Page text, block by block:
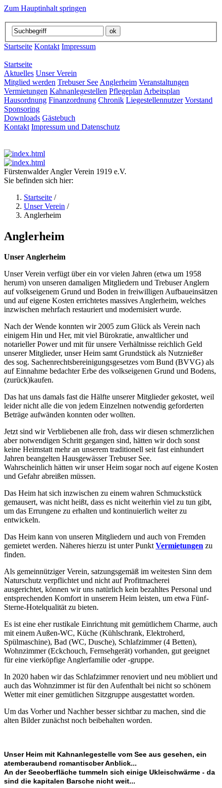
Zum Hauptinhalt springen
Startseite Kontakt Impressum
Startseite
Aktuelles Unser Verein
Mitglied werden Trebuser See Anglerheim Veranstaltungen
Vermietungen Kahnanlegestellen Pflegeplan Arbeitsplan
Hausordnung Finanzordnung Chronik Liegestellennutzer Vorstand
Sponsoring
Downloads Gästebuch
Kontakt Impressum und Datenschutz
Fürstenwalder Angler Verein 1919 e.V.
Sie befinden sich hier:
Startseite /
Unser Verein /
Anglerheim
Anglerheim
Unser Anglerheim
Unser Verein verfügt über ein vor vielen Jahren (etwa um 1958
herum) von unseren damaligen Mitgliedern und Trebuser Anglern
auf volkseigenem Grund und Boden in freiwilligen Aufbaueinsätzen
und auf eigene Kosten errichtetes massives Anglerheim, welches
inzwischen mehrfach restauriert und modernisiert wurde.
Nach der Wende konnten wir 2005 zum Glück als Verein nach
einigem Hin und Her, mit viel Bürokratie, anwaltlicher und
notarieller Power und mit für unsere Verhältnisse reichlich Geld
unserer Mitglieder, unser Heim samt Grundstück als Nutznießer
des sog. Sachenrechtsbereinigungsgesetzes vom Bund (BVVG) als
auf Einnahme bedachter Erbe des volkseigenen Grund und Bodens,
(zurück)kaufen.
Das hat uns damals fast die Hälfte unserer Mitglieder gekostet, weil
leider nicht alle die von jedem Einzelnen notwendig geforderten
Beträge aufwänden konnten oder wollten.
Jetzt sind wir Verbliebenen alle froh, dass wir diesen schmerzlichen
aber notwendigen Schritt gegangen sind, hätten wir doch sonst
keine Heimstatt mehr an unserem traditionell seit fast einhundert
Jahren beangelten Hausgewässer Trebuser See.
Wahrscheinlich hätten wir unser Heim sogar noch auf eigene Kosten
und Gefahr abreißen müssen.
Das Heim hat sich inzwischen zu einem wahren Schmuckstück
gemausert, was nicht heißt, dass es nicht weiterhin viel zu tun gibt,
um das Errungene zu erhalten und kontinuierlich weiter zu
entwickeln.
Das Heim kann von unseren Mitgliedern und auch von Fremden
gemietet werden. Näheres hierzu ist unter PunktVermietungen zu
finden.
Als gemeinnütziger Verein, satzungsgemäß im weitesten Sinn dem
Naturschutz verpflichtet und nicht auf Profitmacherei
ausgerichtet, können wir uns natürlich kein bezahltes Personal und
entsprechenden Komfort in unserem Heim leisten, um etwa Fünf-
Sterne-Hotelqualität zu bieten.
Es ist eine eher rustikale Einrichtung mit gemütlichem Charme, auch
mit einem Außen-WC, Küche (Kühlschrank, Elektroherd,
Spülmaschine), Bad (WC, Dusche), Schlafzimmer (4 Betten),
Wohnzimmer (Eckchouch, Fernsehgerät) vorhanden, gut geeignet
für eine vierköpfige Anglerfamilie oder -gruppe.
In 2020 haben wir das Schlafzimmer renoviert und neu möbliert und
auch das Wohnzimmer ist für den Aufenthalt bei nicht so schönem
Wetter mit einer gemütlichen Sitzgruppe ausgestattet worden.
Um das Vorher und Nachher besser sichtbar zu machen, sind die
alten Bilder zunächst noch beibehalten worden.
Unser Heim mit Kahnanlegestelle vom See aus gesehen, ein
atemberaubend romantiscber Anblick...
An der Seeoberfläche tummeln sich einige Ukleischwärme - da
sind die kapitalen Barsche nicht weit...